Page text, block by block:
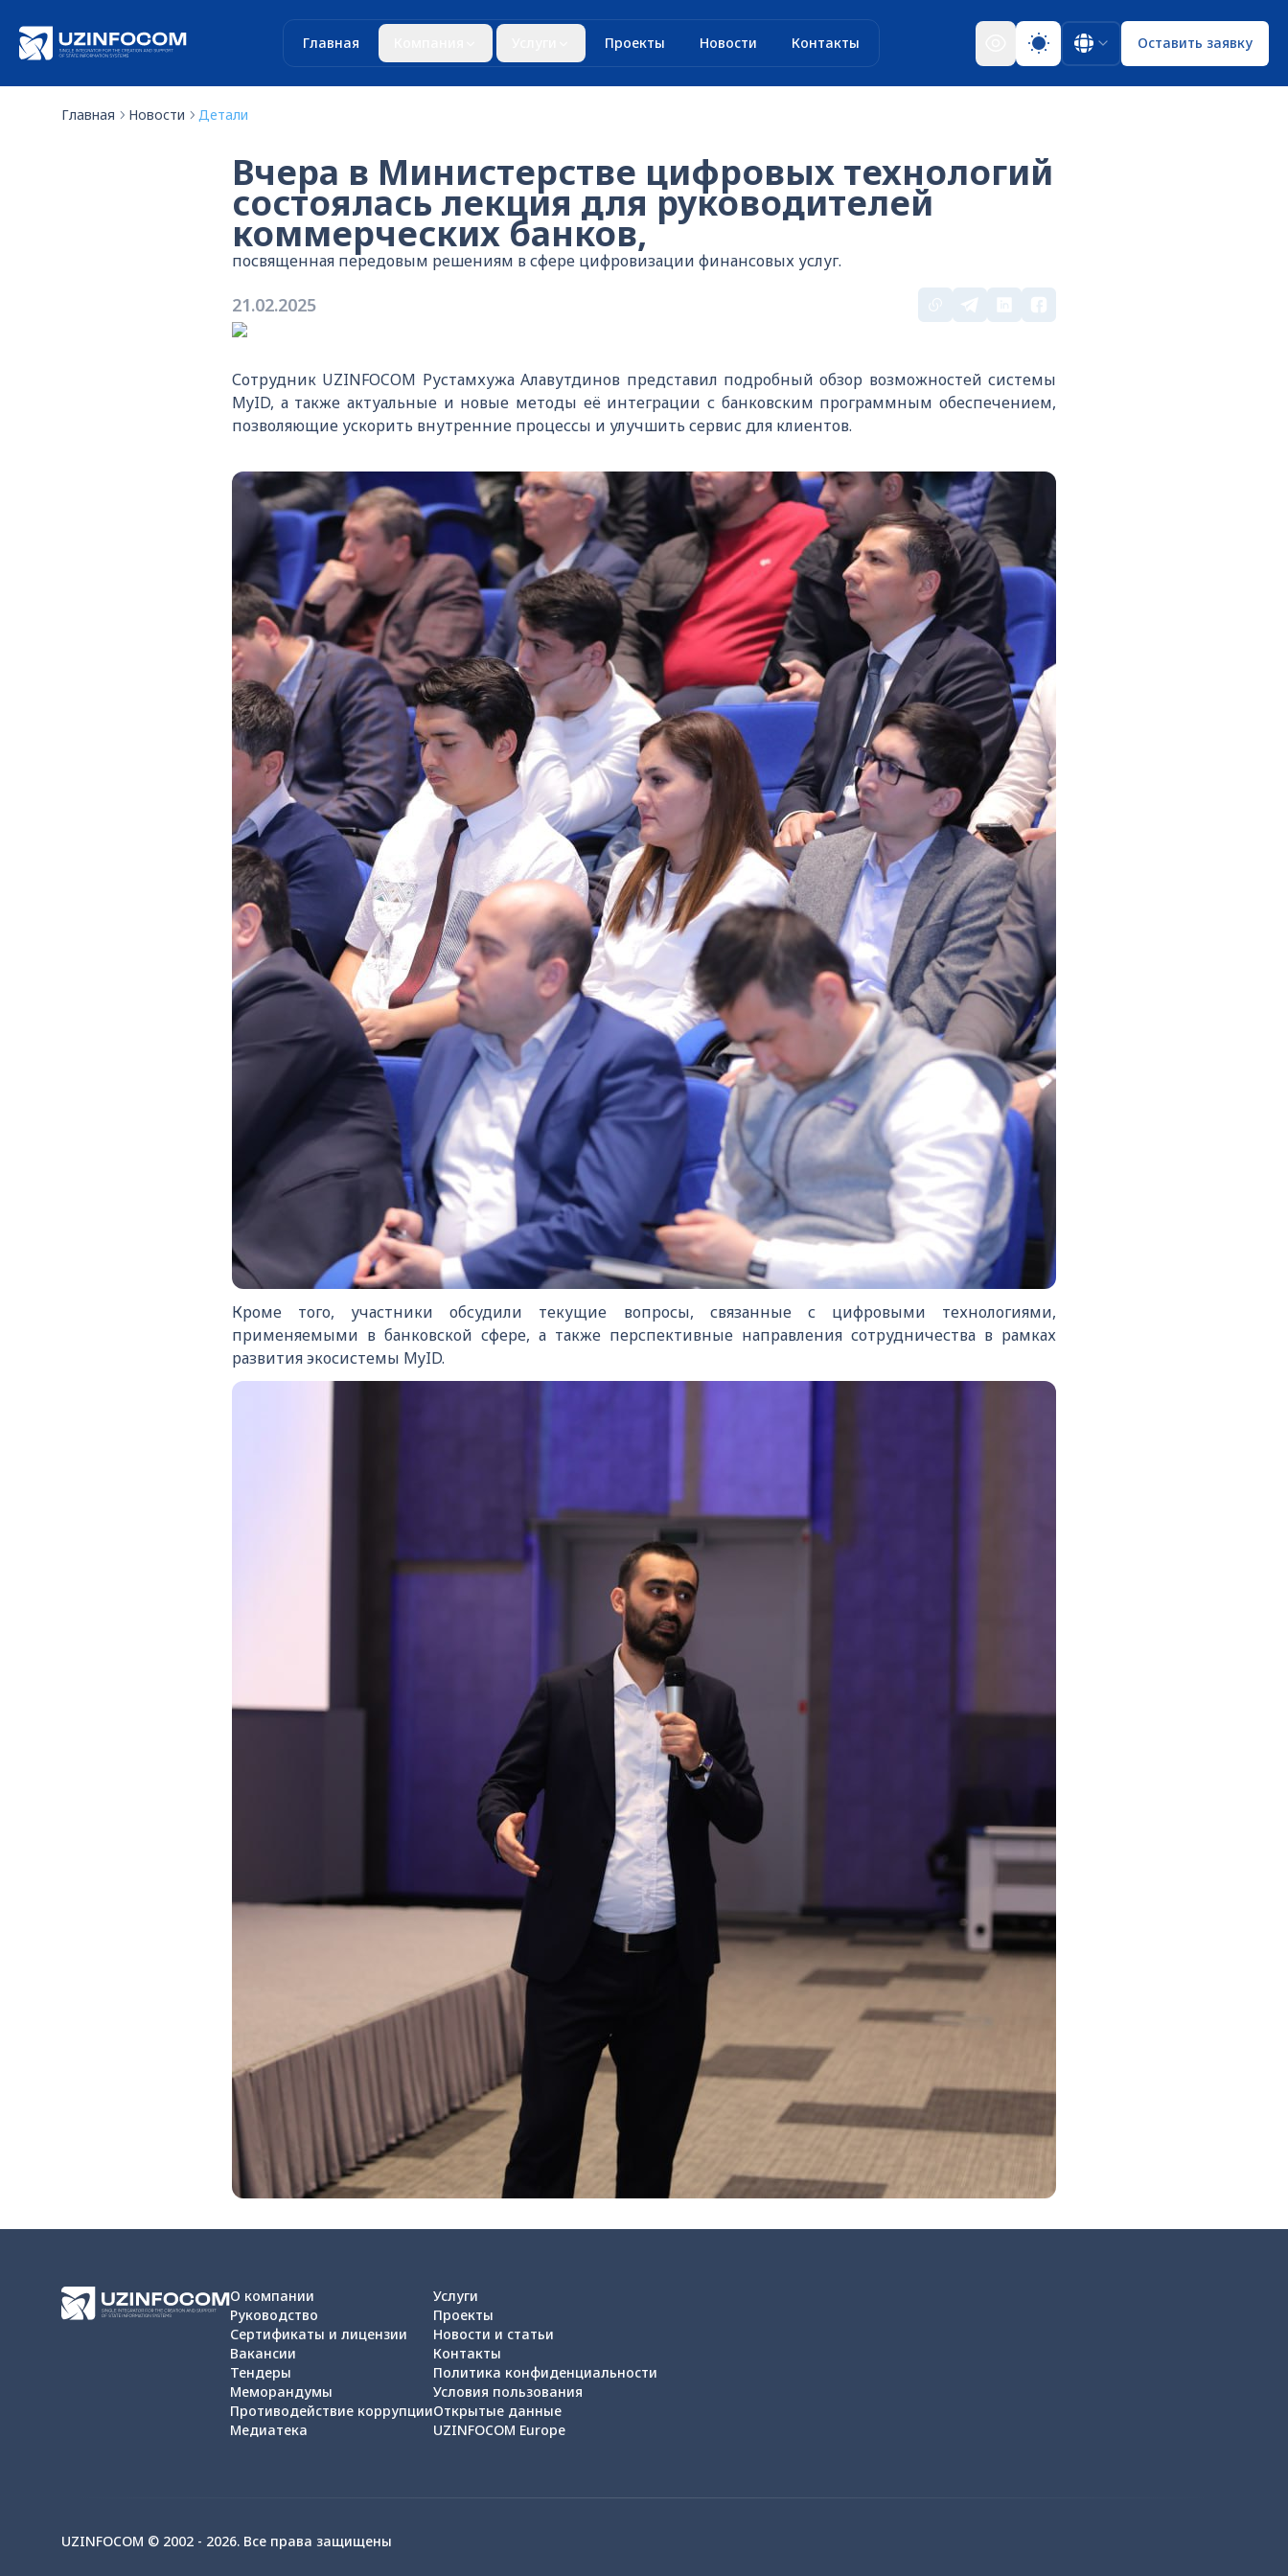
Главная Проекты Новости Контакты Оставить заявку
Главная Новости Детали
Вчера в Министерстве цифровых технологий
состоялась лекция для руководителей
коммерческих банков,
посвященная передовым решениям в сфере цифровизации финансовых услуг.
21.02.2025
Сотрудник UZINFOCOM Рустамхужа Алавутдинов представил подробный обзор возможностей системы
MyID, а также актуальные и новые методы её интеграции с банковским программным обеспечением,
позволяющие ускорить внутренние процессы и улучшить сервис для клиентов.
Кроме того, участники обсудили текущие вопросы, связанные с цифровыми технологиями,
применяемыми в банковской сфере, а также перспективные направления сотрудничества в рамках
развития экосистемы MyID.
О компании
Руководство
Сертификаты и лицензии
Вакансии
Тендеры
Меморандумы
Противодействие коррупции
Медиатека
Услуги
Проекты
Новости и статьи
Контакты
Политика конфиденциальности
Условия пользования
Открытые данные
UZINFOCOM Europe
UZINFOCOM © 2002 - 2026. Все права защищены